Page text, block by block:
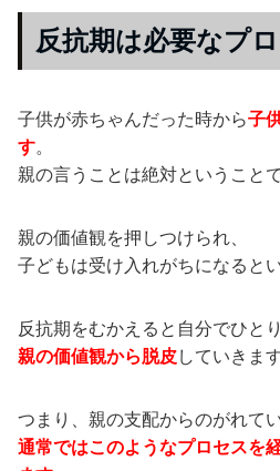
反抗期は必要なプ
子供が赤ちゃんだった時から子
す。
親の言うことは絶対ということで
親の価値観を押しつけられ、
子どもは受け入れがちになると
反抗期をむかえると自分でひと
親の価値観から脱皮していきます
つまり、親の支配からのがれて
通常ではこのようなプロセスを